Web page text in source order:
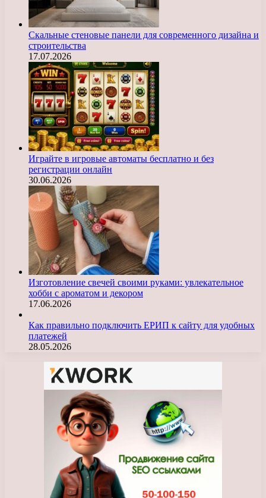
Скальные стеновые панели для современного дизайна и
строительства
17.07.2026
Играйте в игровые автоматы бесплатно и без
регистрации онлайн
30.06.2026
Изготовление свечей своими руками: увлекательное
хобби с ароматом и декором
17.06.2026
Как правильно подключить ЕРИП к сайту для удобных
платежей
28.05.2026